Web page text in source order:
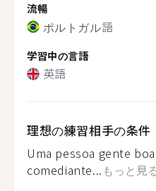
流暢
ポルトガル語
学習中の言語
英語
理想の練習相手の条件
Uma pessoa gente
comediante... もっと見